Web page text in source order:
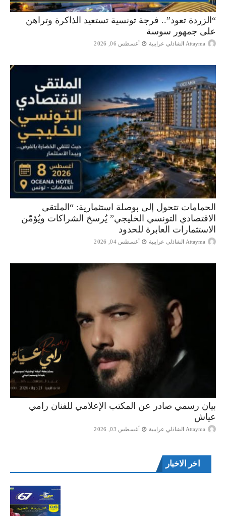
“الزردة تعود”.. فرجة تونسية تستعيد الذاكرة وتراهن
على جمهور سوسة
Attayma الشاذلي عرايبية أغسطس 06, 2026
الحمامات تتحول إلى بوصلة استثمارية: “الملتقى
الاقتصادي التونسي الخليجي” يُرسخ الشراكات ويُؤمّن
الاستثمارات العابرة للحدود
Attayma الشاذلي عرايبية أغسطس 04, 2026
بيان رسمي صادر عن المكتب الإعلامي للفنان رامي
عياش
Attayma الشاذلي عرايبية أغسطس 03, 2026
اخر الاخبار